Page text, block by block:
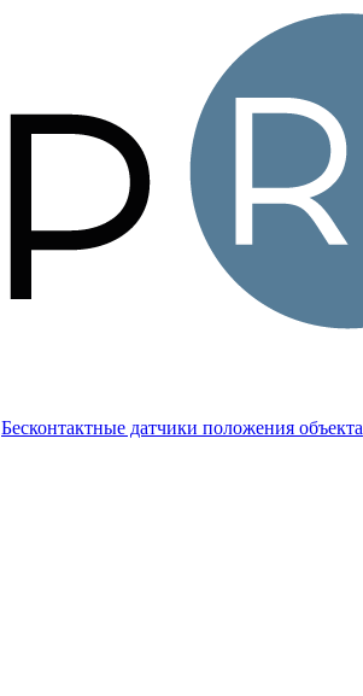
Бесконтактные датчики положения объекта